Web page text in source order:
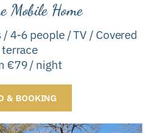
Mobile Home
4-6 people / TV / Covered
terrace
€79 / night
& BOOKING